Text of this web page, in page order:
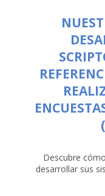
Descubre
desarrollar sus